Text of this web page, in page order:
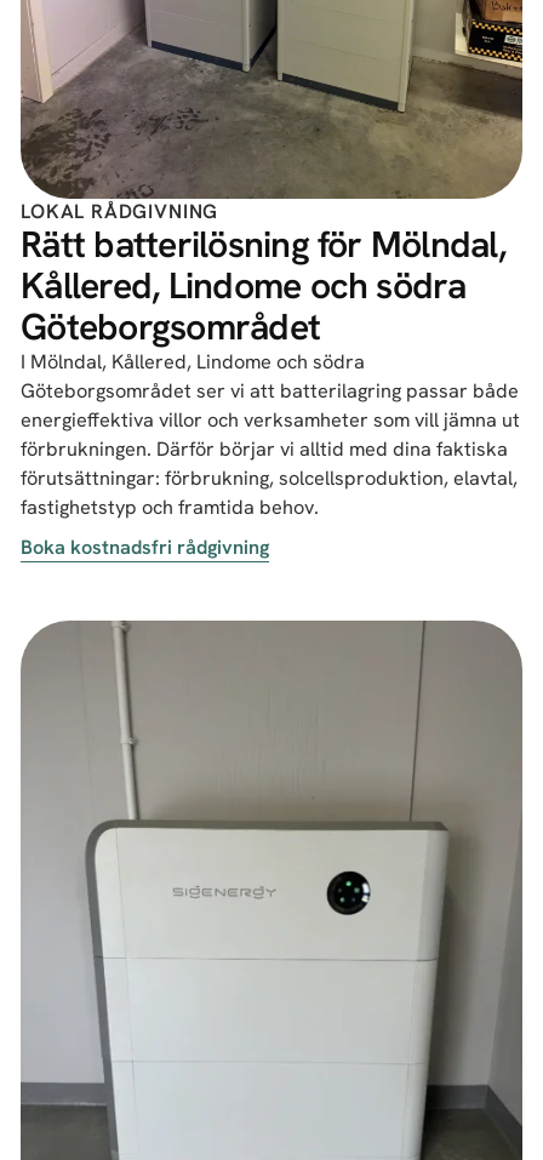
LOKAL RÅDGIVNING
Rätt batterilösning för Mölndal,
Kållered, Lindome och södra
Göteborgsområdet
I Mölndal, Kållered, Lindome och södra
Göteborgsområdet ser vi att batterilagring passar både
energieffektiva villor och verksamheter som vill jämna ut
förbrukningen. Därför börjar vi alltid med dina faktiska
förutsättningar: förbrukning, solcellsproduktion, elavtal,
fastighetstyp och framtida behov.
Boka kostnadsfri rådgivning